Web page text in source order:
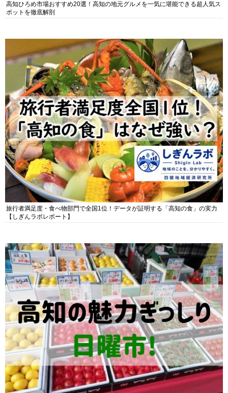
高知ひろめ市場おすすめ20選！高知の地元グルメを一気に堪能できる超人気ス
ポットを徹底解剖
旅行者満足度・食べ物部門で全国1位！データが証明する「高知の食」の実力
【しぎんラボレポート】